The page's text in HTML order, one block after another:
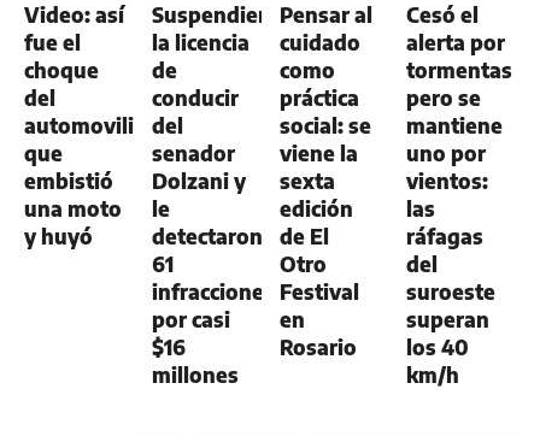
Video: así
fue el
choque
del
automovilista
que
embistió
una moto
y huyó
Suspendieron
la licencia
de
conducir
del
senador
Dolzani y
le
detectaron
61
infracciones
por casi
$16
millones
Pensar al
cuidado
como
práctica
social: se
viene la
sexta
edición
de El
Otro
Festival
en
Rosario
Cesó el
alerta por
tormentas
pero se
mantiene
uno por
vientos:
las
ráfagas
del
suroeste
superan
los 40
km/h